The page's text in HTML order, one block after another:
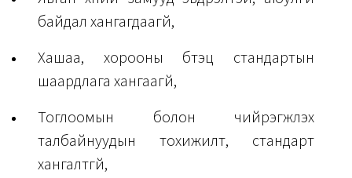
байдал хангагдаагүй,
Хашаа, хорооны бүтэц стандартын
шаардлага хангаагүй,
Тоглоомын болон чийрэгжүүлэх
талбайнуудын тохижилт, стандарт
хангалтгүй,